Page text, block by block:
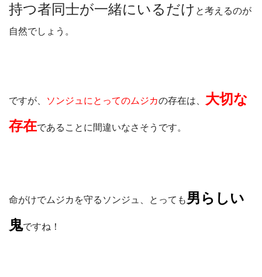
持つ者同士が一緒にいるだけ と考えるのが
自然でしょう。
ですが、 ソンジュにとってのムジカの存在は、 大切な
存在であることに間違いなさそうです。
命がけでムジカを守るソンジュ、とっても 男らしい
鬼ですね！